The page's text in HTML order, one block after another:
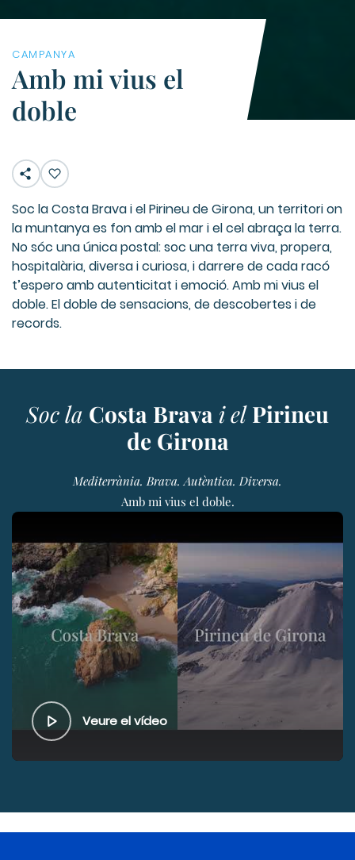
CAMPANYA
Amb mi vius el
doble
Soc la Costa Brava i el Pirineu de Girona, un territori on
la muntanya es fon amb el mar i el cel abraça la terra.
No sóc una única postal: soc una terra viva, propera,
hospitalària, diversa i curiosa, i darrere de cada racó
t’espero amb autenticitat i emoció. Amb mi vius el
doble. El doble de sensacions, de descobertes i de
records.
Soc la Costa Brava i el Pirineu
de Girona
Mediterrània. Brava. Autèntica. Diversa.
Amb mi vius el doble.
Veure el vídeo